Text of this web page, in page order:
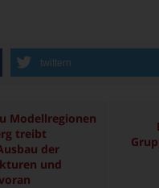
twittern
Modellregionen
treibt
der
und